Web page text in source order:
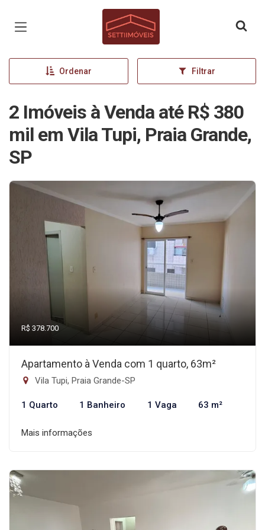
Página inicial
Ordenar Filtrar
2 Imóveis à Venda até R$ 380
mil em Vila Tupi, Praia Grande,
SP
R$ 378.700
Apartamento à Venda com 1 quarto, 63m²
Vila Tupi, Praia Grande-SP
1 Quarto 1 Banheiro 1 Vaga 63 m²
Mais informações